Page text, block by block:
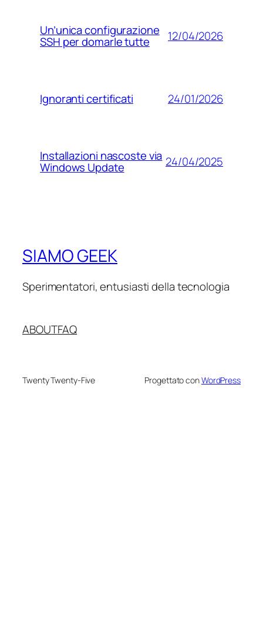
Un’unica configurazione
SSH per domarle tutte 12/04/2026
Ignoranti certificati 24/01/2026
Installazioni nascoste via
Windows Update 24/04/2025
SIAMO GEEK
Sperimentatori, entusiasti della tecnologia
ABOUTFAQ
Twenty Twenty-Five Progettato conWordPress